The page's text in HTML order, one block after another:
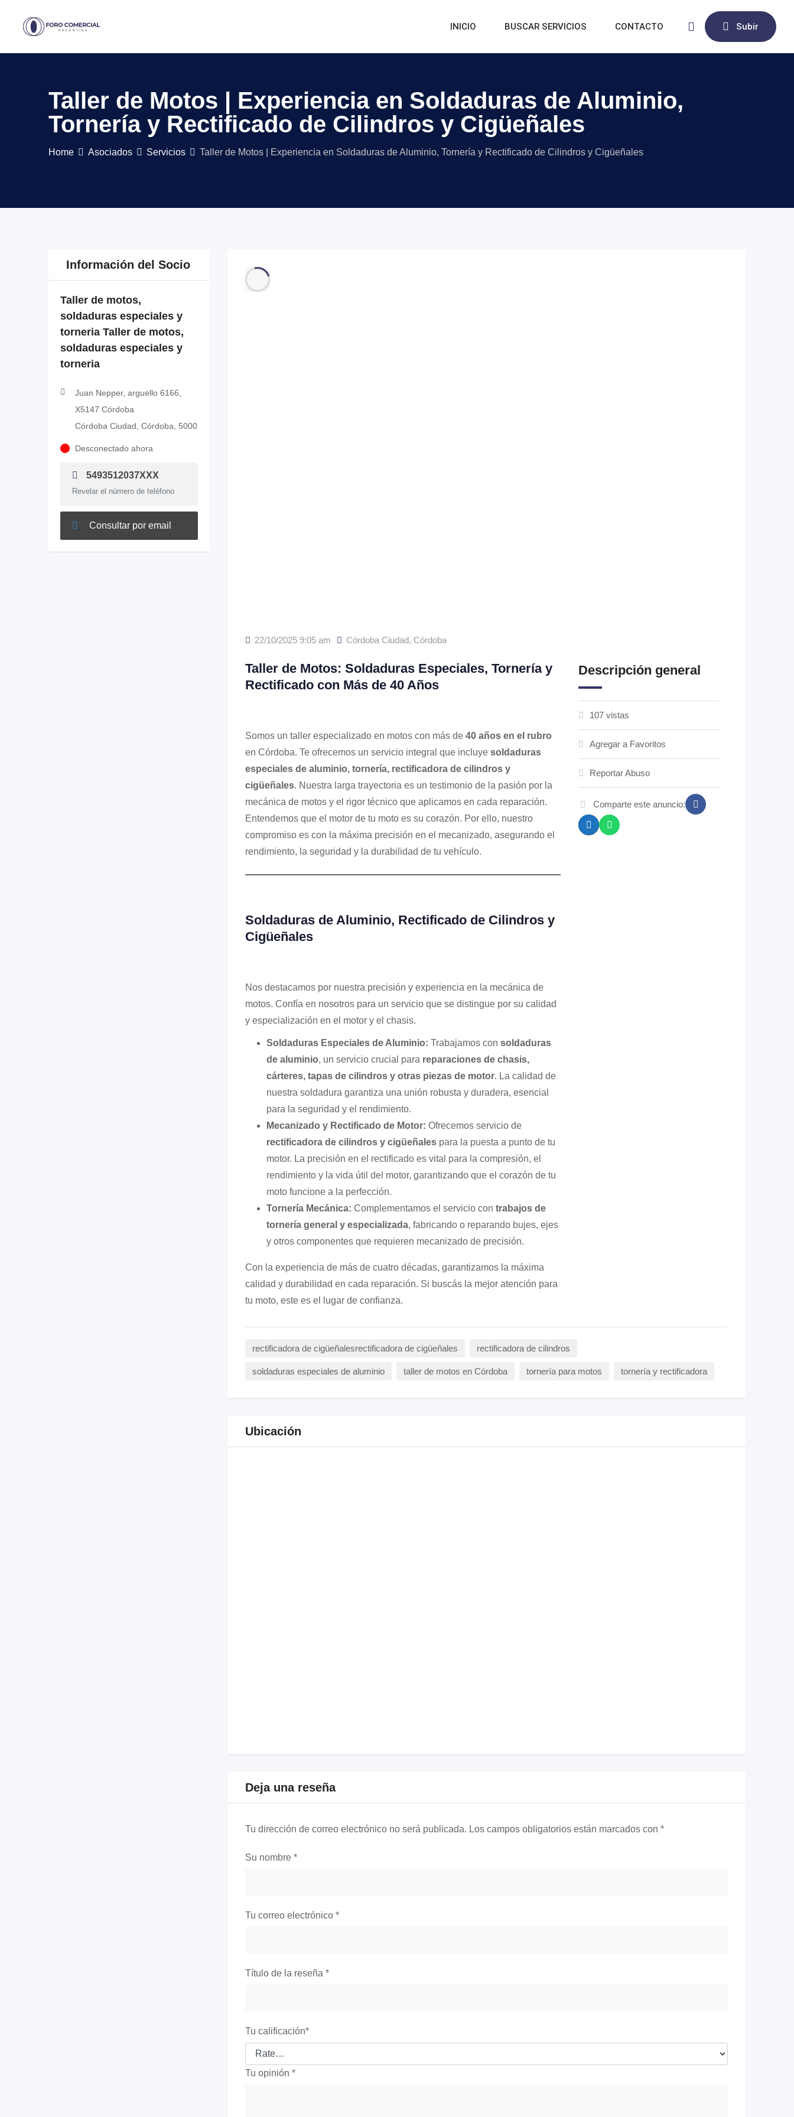
Subir
INICIO BUSCAR SERVICIOS CONTACTO
Taller de Motos | Experiencia en Soldaduras de Aluminio,
Tornería y Rectificado de Cilindros y Cigüeñales
Home Asociados Servicios Taller de Motos | Experiencia en Soldaduras de Aluminio, Tornería y Rectificado de Cilindros y Cigüeñales
Información del Socio
Taller de motos,
soldaduras especiales y
torneria Taller de motos,
soldaduras especiales y
torneria
Juan Nepper, arguello 6166,
X5147 Córdoba
Córdoba Ciudad, Córdoba, 5000
Desconectado ahora
5493512037XXX
Revelar el número de teléfono
Consultar por email
22/10/2025 9:05 am Córdoba Ciudad, Córdoba
Taller de Motos: Soldaduras Especiales, Tornería y
Rectificado con Más de 40 Años
Somos un taller especializado en motos con más de 40 años en el rubro
en Córdoba. Te ofrecemos un servicio integral que incluye soldaduras
especiales de aluminio, tornería, rectificadora de cilindros y
cigüeñales. Nuestra larga trayectoria es un testimonio de la pasión por la
mecánica de motos y el rigor técnico que aplicamos en cada reparación.
Entendemos que el motor de tu moto es su corazón. Por ello, nuestro
compromiso es con la máxima precisión en el mecanizado, asegurando el
rendimiento, la seguridad y la durabilidad de tu vehículo.
Soldaduras de Aluminio, Rectificado de Cilindros y
Cigüeñales
Nos destacamos por nuestra precisión y experiencia en la mecánica de
motos. Confía en nosotros para un servicio que se distingue por su calidad
y especialización en el motor y el chasis.
Soldaduras Especiales de Aluminio: Trabajamos con soldaduras
de aluminio, un servicio crucial para reparaciones de chasis,
cárteres, tapas de cilindros y otras piezas de motor. La calidad de
nuestra soldadura garantiza una unión robusta y duradera, esencial
para la seguridad y el rendimiento.
Mecanizado y Rectificado de Motor: Ofrecemos servicio de
rectificadora de cilindros y cigüeñalespara la puesta a punto de tu
motor. La precisión en el rectificado es vital para la compresión, el
rendimiento y la vida útil del motor, garantizando que el corazón de tu
moto funcione a la perfección.
Tornería Mecánica: Complementamos el servicio con trabajos de
tornería general y especializada, fabricando o reparando bujes, ejes
y otros componentes que requieren mecanizado de precisión.
Con la experiencia de más de cuatro décadas, garantizamos la máxima
calidad y durabilidad en cada reparación. Si buscás la mejor atención para
tu moto, este es el lugar de confianza.
Descripción general
107 vistas
Agregar a Favoritos
Reportar Abuso
Comparte este anuncio:
rectificadora de cigüeñalesrectificadora de cigüeñales rectificadora de cilindros
soldaduras especiales de aluminio taller de motos en Córdoba tornería para motos tornería y rectificadora
Ubicación
Deja una reseña
Tu dirección de correo electrónico no será publicada. Los campos obligatorios están marcados con *
Su nombre *
Tu correo electrónico *
Título de la reseña *
Tu calificación*
Tu opinión *